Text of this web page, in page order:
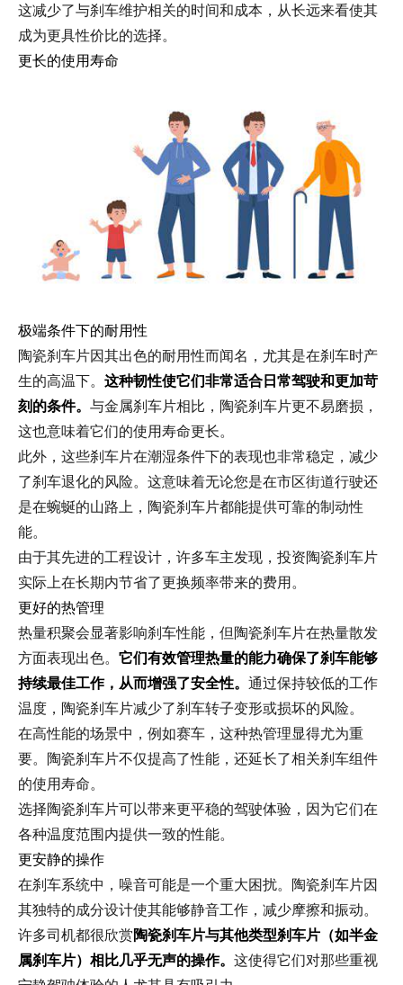
这减少了与刹车维护相关的时间和成本，从长远来看使其
成为更具性价比的选择。
更长的使用寿命
极端条件下的耐用性
陶瓷刹车片因其出色的耐用性而闻名，尤其是在刹车时产
生的高温下。 这种韧性使它们非常适合日常驾驶和更加苛
刻的条件。 与金属刹车片相比，陶瓷刹车片更不易磨损，
这也意味着它们的使用寿命更长。
此外，这些刹车片在潮湿条件下的表现也非常稳定，减少
了刹车退化的风险。这意味着无论您是在市区街道行驶还
是在蜿蜒的山路上，陶瓷刹车片都能提供可靠的制动性
能。
由于其先进的工程设计，许多车主发现，投资陶瓷刹车片
实际上在长期内节省了更换频率带来的费用。
更好的热管理
热量积聚会显著影响刹车性能，但陶瓷刹车片在热量散发
方面表现出色。 它们有效管理热量的能力确保了刹车能够
持续最佳工作，从而增强了安全性。 通过保持较低的工作
温度，陶瓷刹车片减少了刹车转子变形或损坏的风险。
在高性能的场景中，例如赛车，这种热管理显得尤为重
要。陶瓷刹车片不仅提高了性能，还延长了相关刹车组件
的使用寿命。
选择陶瓷刹车片可以带来更平稳的驾驶体验，因为它们在
各种温度范围内提供一致的性能。
更安静的操作
在刹车系统中，噪音可能是一个重大困扰。陶瓷刹车片因
其独特的成分设计使其能够静音工作，减少摩擦和振动。
许多司机都很欣赏陶瓷刹车片与其他类型刹车片（如半金
属刹车片）相比几乎无声的操作。 这使得它们对那些重视